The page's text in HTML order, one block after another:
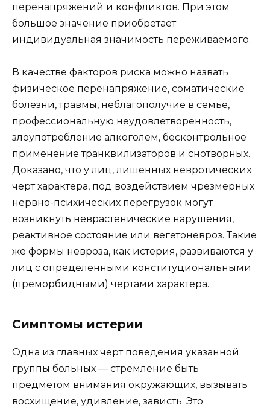
перенапряжений и конфликтов. При этом
большое значение приобретает
индивидуальная значимость переживаемого.
В качестве факторов риска можно назвать
физическое перенапряжение, соматические
болезни, травмы, неблагополучие в семье,
профессиональную неудовлетворенность,
злоупотребление алкоголем, бесконтрольное
применение транквилизаторов и снотворных.
Доказано, что у лиц, лишенных невротических
черт характера, под воздействием чрезмерных
нервно-психических перегрузок могут
возникнуть неврастенические нарушения,
реактивное состояние или вегетоневроз. Такие
же формы невроза, как истерия, развиваются у
лиц с определенными конституциональными
(преморбидными) чертами характера.
Симптомы истерии
Одна из главных черт поведения указанной
группы больных — стремление быть
предметом внимания окружающих, вызывать
восхищение, удивление, зависть. Это